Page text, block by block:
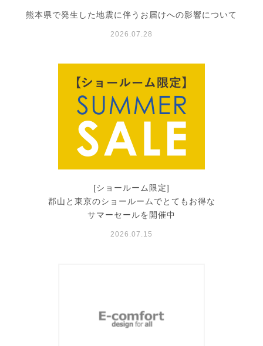
熊本県で発生した地震に伴うお届けへの影響について
2026.07.28
[ショールーム限定]
郡山と東京のショールームでとてもお得な
サマーセールを開催中
2026.07.15